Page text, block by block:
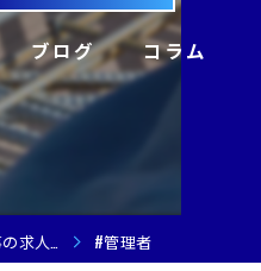
ブログ コラム
求人… #管理者